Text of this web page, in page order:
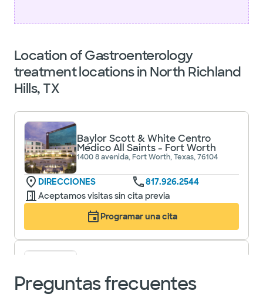
Location of Gastroenterology
treatment locations in North Richland
Hills, TX
Baylor Scott & White Centro
Médico All Saints - Fort Worth
1400 8 avenida, Fort Worth, Texas, 76104
DIRECCIONES
817.926.2544
Aceptamos visitas sin cita previa
Programar una cita
Baylor Scott y White - Fort Worth
1250 8th ave ste 650, fortworth, tx, 76104
Preguntas frecuentes